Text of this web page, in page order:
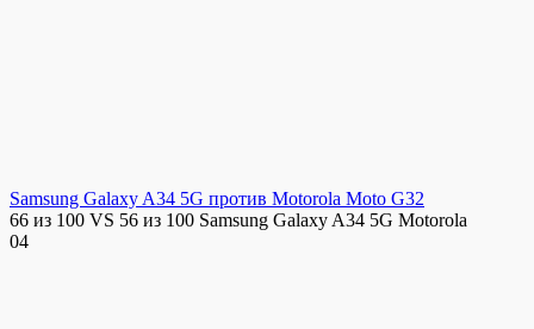
Samsung Galaxy A34 5G против Motorola Moto G32
66 из 100 VS 56 из 100 Samsung Galaxy A34 5G Motorola
04